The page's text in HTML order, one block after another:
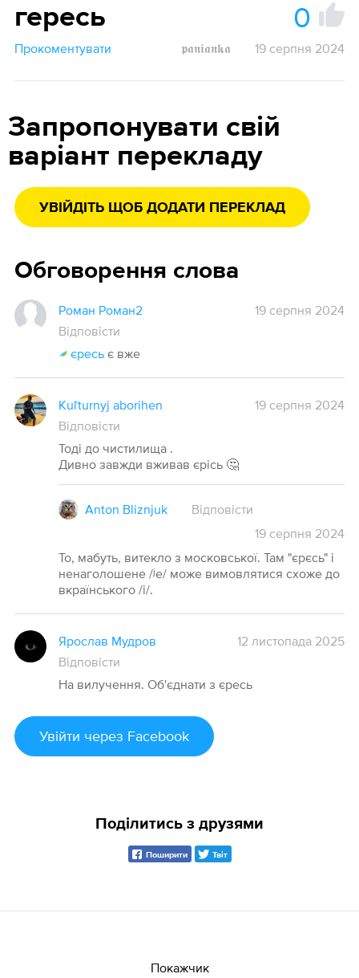
гересь 0
Прокоментувати 𝖕𝖆𝖓𝖎𝖆𝖓𝖐𝖆 19 серпня 2024
Запропонувати свій
варіант перекладу
УВІЙДІТЬ ЩОБ ДОДАТИ ПЕРЕКЛАД
Обговорення слова
Роман Роман2
19 серпня 2024
Відповісти
єресьє вже
Kuľturnyj aborihen
19 серпня 2024
Відповісти
Тоді до чистилища .
Дивно завжди вживав єрісь 🤔
Anton Bliznjuk
Відповісти
19 серпня 2024
То, мабуть, витекло з московської. Там "єрєсь" і
ненаголошене /ʲе/ може вимовлятися схоже до
вкраїнського /і/.
Ярослав Мудров
12 листопада 2025
Відповісти
На вилучення. Об'єднати з єресь
Увійти через Facebook
Поділитись з друзями
Поширити Твіт
Покажчик